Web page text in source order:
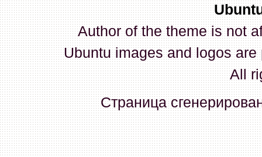
GenKass:По тому же
02 Апреля 2026, 12:56:37
GenKass:Всем доброго
серии (6592) 1-1245, 3-
прошить до 7926, чтобы
Атол 11 видится в системе
Author of the theme is not
Ubuntu images and logos
All
Страница